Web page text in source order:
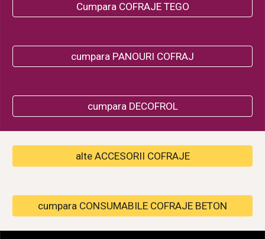
Cumpara COFRAJE TEGO
cumpara PANOURI COFRAJ
cumpara DECOFROL
alte ACCESORII COFRAJE
cumpara CONSUMABILE COFRAJE BETON